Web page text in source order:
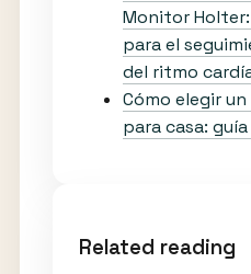
Monitor
para el
del ritmo
Cómo elegir
para casa:
Related reading